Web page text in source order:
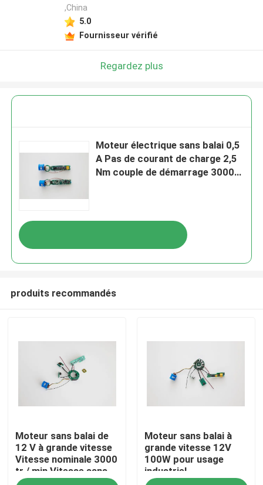
,China
5.0
Fournisseur vérifié
Regardez plus
Moteur électrique sans balai 0,5
A Pas de courant de charge 2,5
Nm couple de démarrage 3000
produits recommandés
Moteur sans balai de
12 V à grande vitesse
Vitesse nominale 3000
tr / min Vitesse sans
Moteur sans balai à
grande vitesse 12V
100W pour usage
industriel